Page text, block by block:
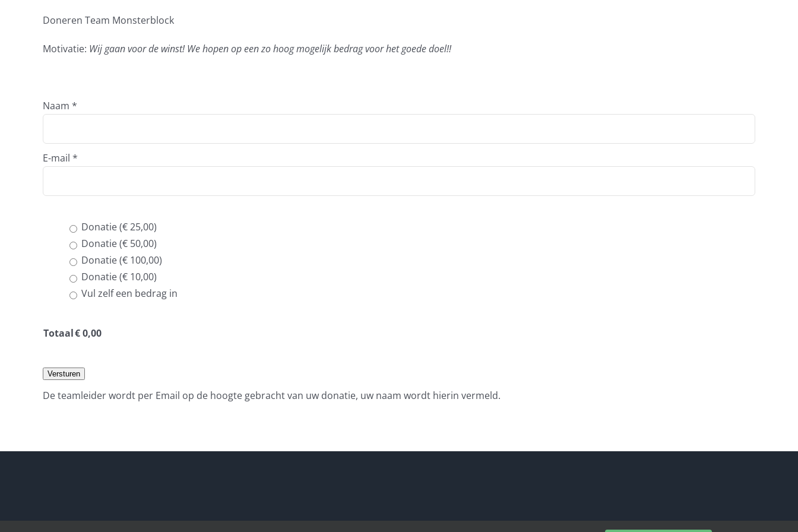
Doneren Team Monsterblock
Motivatie: Wij gaan voor de winst! We hopen op een zo hoog mogelijk bedrag voor het goede doel!!
Naam *
E-mail *
Donatie (€ 25,00)
Donatie (€ 50,00)
Donatie (€ 100,00)
Donatie (€ 10,00)
Vul zelf een bedrag in
Totaal€0,00
Versturen
De teamleider wordt per Email op de hoogte gebracht van uw donatie, uw naam wordt hierin vermeld.